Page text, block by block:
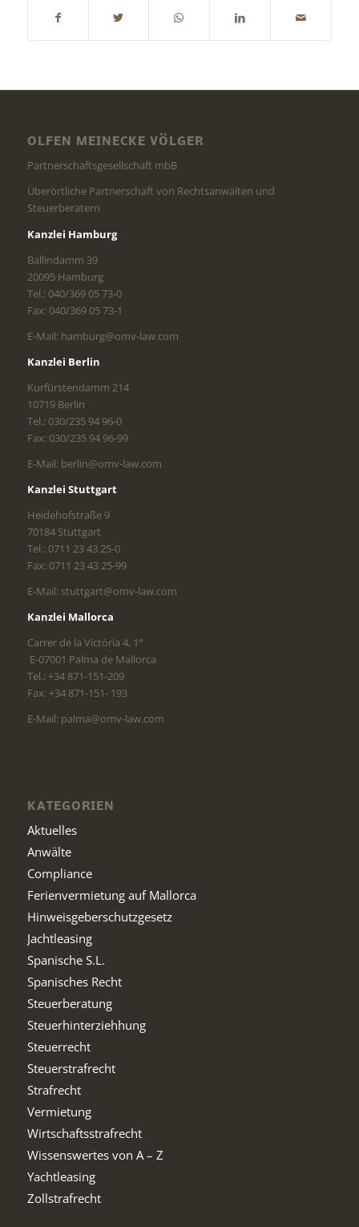
OLFEN MEINECKE VÖLGER
Partnerschaftsgesellschaft mbB
Überörtliche Partnerschaft von Rechtsanwälten und
Steuerberatern
Kanzlei Hamburg
Ballindamm 39
20095 Hamburg
Tel.: 040/369 05 73-0
Fax: 040/369 05 73-1
E-Mail: hamburg@omv-law.com
Kanzlei Berlin
Kurfürstendamm 214
10719 Berlin
Tel.: 030/235 94 96-0
Fax: 030/235 94 96-99
E-Mail: berlin@omv-law.com
Kanzlei Stuttgart
Heidehofstraße 9
70184 Stuttgart
Tel.: 0711 23 43 25-0
Fax: 0711 23 43 25-99
E-Mail: stuttgart@omv-law.com
Kanzlei Mallorca
Carrer de la Victòria 4, 1°
E-07001 Palma de Mallorca
Tel.: +34 871-151-209
Fax: +34 871-151- 193
E-Mail: palma@omv-law.com
KATEGORIEN
Aktuelles
Anwälte
Compliance
Ferienvermietung auf Mallorca
Hinweisgeberschutzgesetz
Jachtleasing
Spanische S.L.
Spanisches Recht
Steuerberatung
Steuerhinterziehhung
Steuerrecht
Steuerstrafrecht
Strafrecht
Vermietung
Wirtschaftsstrafrecht
Wissenswertes von A – Z
Yachtleasing
Zollstrafrecht